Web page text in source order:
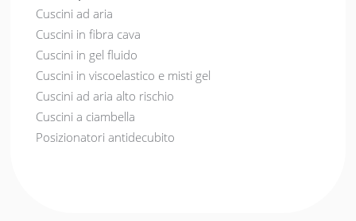
Cuscini ad aria
Cuscini in fibra cava
Cuscini in gel fluido
Cuscini in viscoelastico e misti gel
Cuscini ad aria alto rischio
Cuscini a ciambella
Posizionatori antidecubito